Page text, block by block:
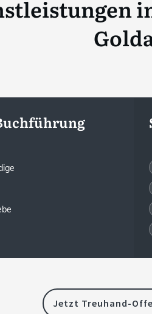
Jetzt Treuhand-